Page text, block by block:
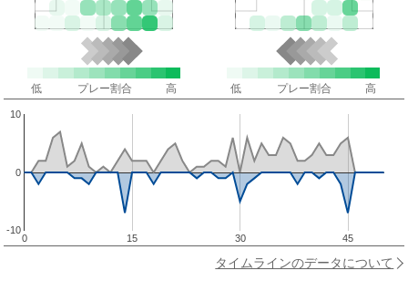
低 プレー割合 高 低 プレー割合 高
0 15 30 45
-10
0
10
タイムラインのデータについて